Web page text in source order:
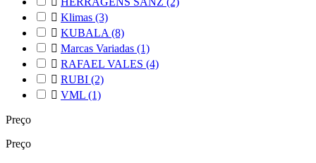
 Klimas (3)
 KUBALA (8)
 Marcas Variadas (1)
 RAFAEL VALES (4)
 RUBI (2)
 VML (1)
Preço
Preço